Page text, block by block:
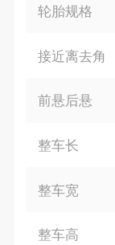
轮胎规格
接近离去角
前悬后悬
整车长
整车宽
整车高